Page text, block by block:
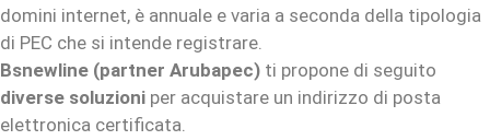
domini internet, è annuale e varia a seconda della tipologia
di PEC che si intende registrare.
Bsnewline (partner Arubapec) ti propone di seguito
diverse soluzioni per acquistare un indirizzo di posta
elettronica certificata.